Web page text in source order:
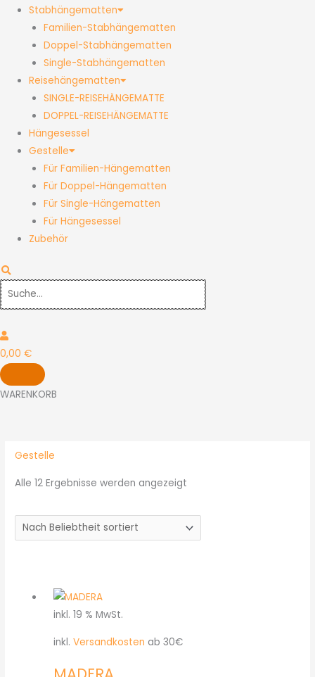
Stabhängematten
Familien-Stabhängematten
Doppel-Stabhängematten
Single-Stabhängematten
Reisehängematten
SINGLE-REISEHÄNGEMATTE
DOPPEL-REISEHÄNGEMATTE
Hängesessel
Gestelle
Für Familien-Hängematten
Für Doppel-Hängematten
Für Single-Hängematten
Für Hängesessel
Zubehör
0,00 €
WARENKORB
Gestelle
Alle 12 Ergebnisse werden angezeigt
inkl. 19 % MwSt.
inkl. Versandkosten ab 30€